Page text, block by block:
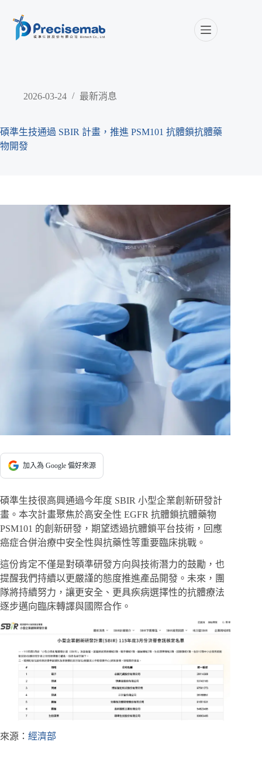
2026-03-24 最新消息
碩準生技通過 SBIR 計畫，推進 PSM101 抗體鎖抗體藥
物開發
加入為 Google 偏好來源
碩準生技很高興通過今年度 SBIR 小型企業創新研發計
畫。本次計畫聚焦於高安全性 EGFR 抗體鎖抗體藥物
PSM101 的創新研發，期望透過抗體鎖平台技術，回應
癌症合併治療中安全性與抗藥性等重要臨床挑戰。
這份肯定不僅是對碩準研發方向與技術潛力的鼓勵，也
提醒我們持續以更嚴謹的態度推進產品開發。未來，團
隊將持續努力，讓更安全、更具疾病選擇性的抗體療法
逐步邁向臨床轉譯與國際合作。
來源： 經濟部